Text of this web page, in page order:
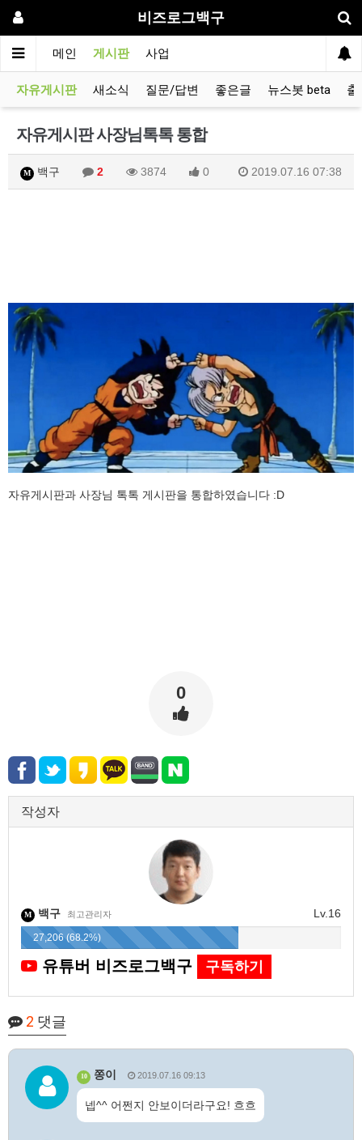
비즈로그백구
메인 게시판 사업
자유게시판 새소식 질문/답변 좋은글 뉴스봇 beta 출
자유게시판 사장님톡톡 통합
M 백구 2 3874 0 2019.07.16 07:38
자유게시판과 사장님 톡톡 게시판을 통합하였습니다 :D
0
작성자
Lv.16
M 백구 최고관리자
27,206 (68.2%)
유튜버 비즈로그백구 구독하기
2 댓글
10 쫑이 2019.07.16 09:13
넵^^ 어쩐지 안보이더라구요! 흐흐